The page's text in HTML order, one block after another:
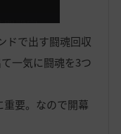
ドで出す闘魂回収
一気に闘魂を3つ
要。なので開幕